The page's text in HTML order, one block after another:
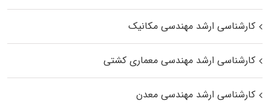
کارشناسی ارشد مهندسی مکانیک
کارشناسی ارشد مهندسی معماری کشتی
کارشناسی ارشد مهندسی معدن